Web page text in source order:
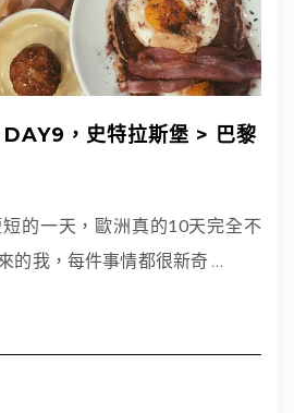
，史特拉斯堡 > 巴黎
的一天，歐洲真的10天完全不
的我，每件事情都很新奇